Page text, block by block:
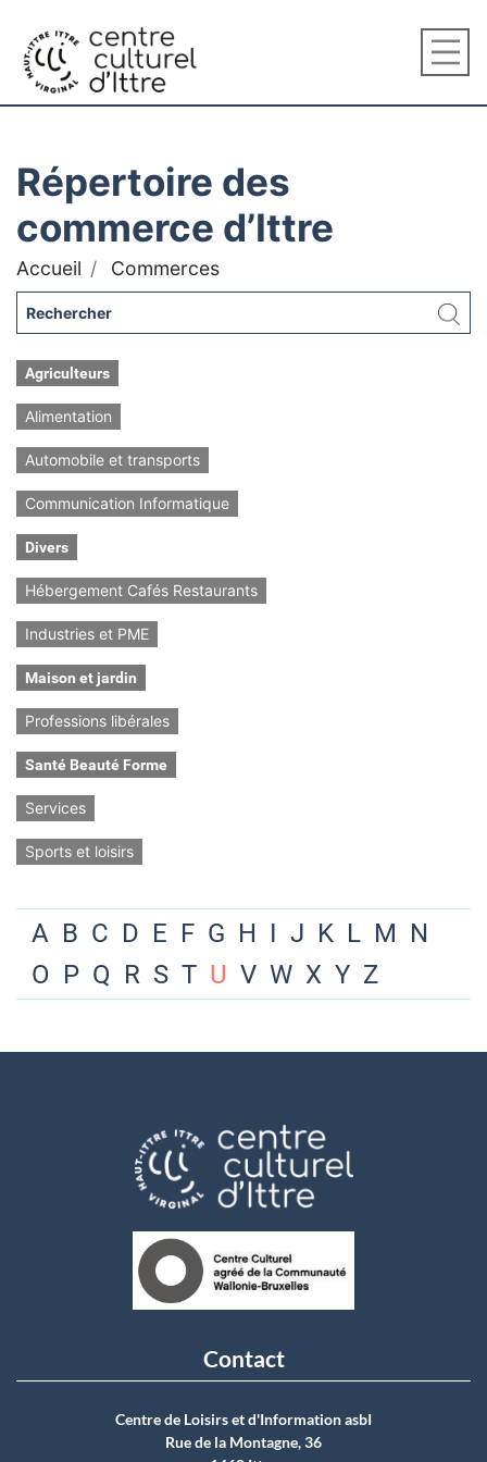
Répertoire des
commerce d’Ittre
Accueil Commerces
Agriculteurs
Alimentation
Automobile et transports
Communication Informatique
Divers
Hébergement Cafés Restaurants
Industries et PME
Maison et jardin
Professions libérales
Santé Beauté Forme
Services
Sports et loisirs
A B C D E F G H I J K L M N
O P Q R S T U V W X Y Z
Contact
Centre de Loisirs et d'Information asbI
Rue de la Montagne, 36